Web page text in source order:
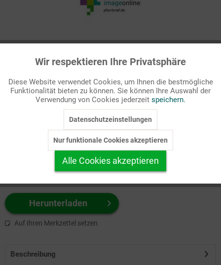
Passende Stichworte
Witz
zuerst Ihr Produktformat aus.
z.B. Farbe-Grafik, Schwarz-Weiß-Grafik, mit/ohne Text ...
Herunterladen
Auf Ihren Merkzettel setzen
Beschreibung
Funktionale Aktiv
Marketing Inaktiv
Personalisierung Inaktiv
Service
Wir respektieren Ihre Privatsphäre
Diese Website verwendet Cookies, um Ihnen die bestmögliche
Funktionalität bieten zu können. Sie können Ihre Auswahl der
Verwendung von Cookies jederzeit speichern.
Datenschutzeinstellungen
Nur funktionale Cookies akzeptieren
Alle Cookies akzeptieren